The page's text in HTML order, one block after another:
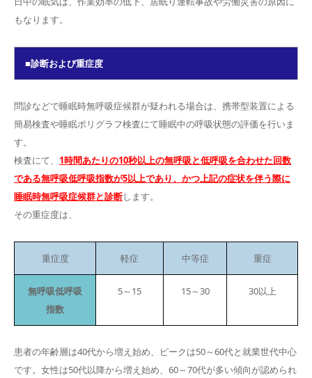
もなります。
■診断および重症度
問診などで睡眠時無呼吸症候群が疑われる場合は、携帯型装置による
簡易検査や睡眠ポリグラフ検査にて睡眠中の呼吸状態の評価を行いま
す。
検査にて、 1時間あたりの10秒以上の無呼吸と低呼吸を合わせた回数
である無呼吸低呼吸指数が5以上であり、かつ上記の症状を伴う際に
睡眠時無呼吸症候群と診断します。
その重症度は、
重症度 軽症 中等症 重症
無呼吸低呼吸
指数
5～15 15～30 30以上
患者の年齢層は40代から増え始め、ピークは50～60代と就業世代中心
です。女性は50代以降から増え始め、60～70代が多い傾向が認められ